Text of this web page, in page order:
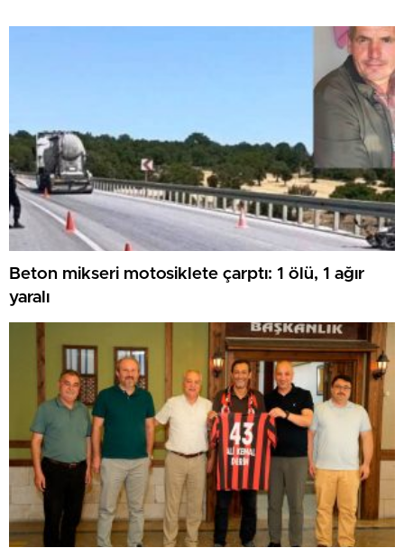
Beton mikseri motosiklete çarptı: 1 ölü, 1 ağır
yaralı